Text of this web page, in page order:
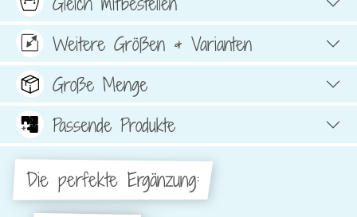
Weitere Größen & Varianten
Große Menge
Passende Produkte
Die perfekte Ergänzung: